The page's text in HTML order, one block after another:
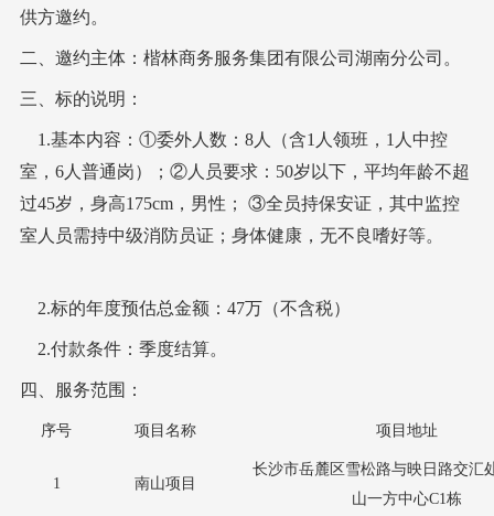
供方邀约。
二、 邀约主体： 楷林商务服务集团有限公司湖南分公司 。
三、 标的说明 ：
1.基本内容：①委外人数： 8人（含1人领班，1人中控
室，6人普通岗）； ②人员要求： 50岁以下，平均年龄不超
过45岁，身高175cm，男性； ③全员持保安证，其中监控
室人员需持中级消防员证；身体健康，无不良嗜好等。
2.标的年度预估总金额：47万（不含税）
2.付款条件： 季度结算。
四、服务范围：
序号 项目名称 项目地址
1 南山项目
长沙市岳麓区雪松路与映日路交汇
山一方中心C1栋